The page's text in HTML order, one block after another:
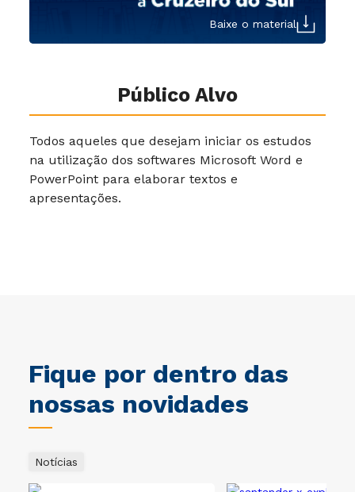
Baixe o material
Público Alvo
Todos aqueles que desejam iniciar os estudos
na utilização dos softwares Microsoft Word e
PowerPoint para elaborar textos e
apresentações.
Fique por dentro das
nossas novidades
Notícias